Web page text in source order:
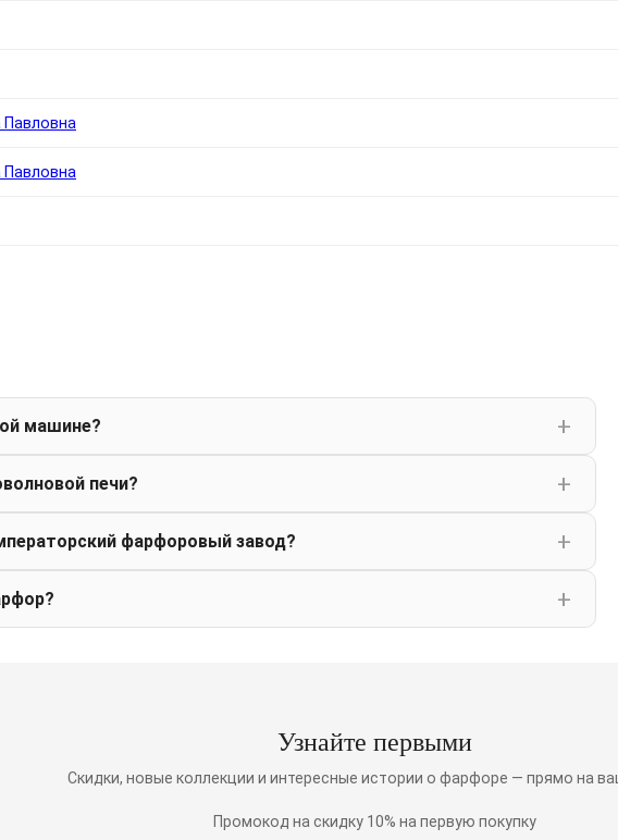
Павловна
Павловна
машине?
печи?
фарфоровый завод?
Узнайте первыми
Скидки, новые коллекции и интересные истории о фарфоре — прямо на
Промокод на скидку 10% на первую покупку